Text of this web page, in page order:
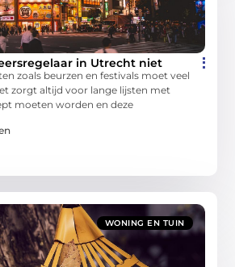
in Utrecht niet
zoals beurzen en festivals moet veel
zorgt altijd voor lange lijsten met
moeten worden en deze
WONING EN TUIN